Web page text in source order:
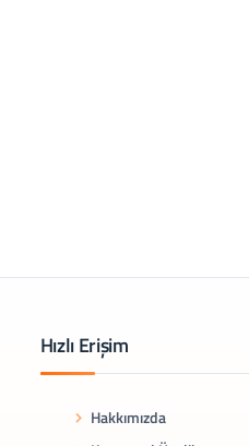
Hızlı Erişim
Hakkımızda